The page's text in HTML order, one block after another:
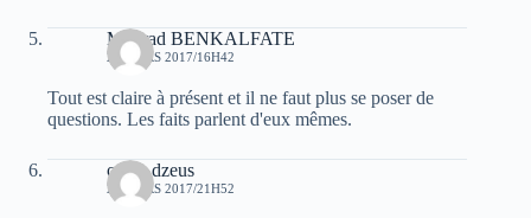
Mourad BENKALFATE
29 MARS 2017/16H42
Tout est claire à présent et il ne faut plus se poser de
questions. Les faits parlent d'eux mêmes.
oziris dzeus
29 MARS 2017/21H52